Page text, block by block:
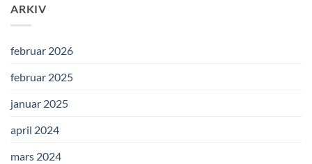
ARKIV
februar 2026
februar 2025
januar 2025
april 2024
mars 2024